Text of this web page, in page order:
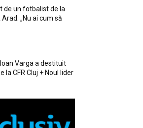
de un fotbalist de la
„Nu ai cum să
Varga a destituit
CFR Cluj + Noul lider